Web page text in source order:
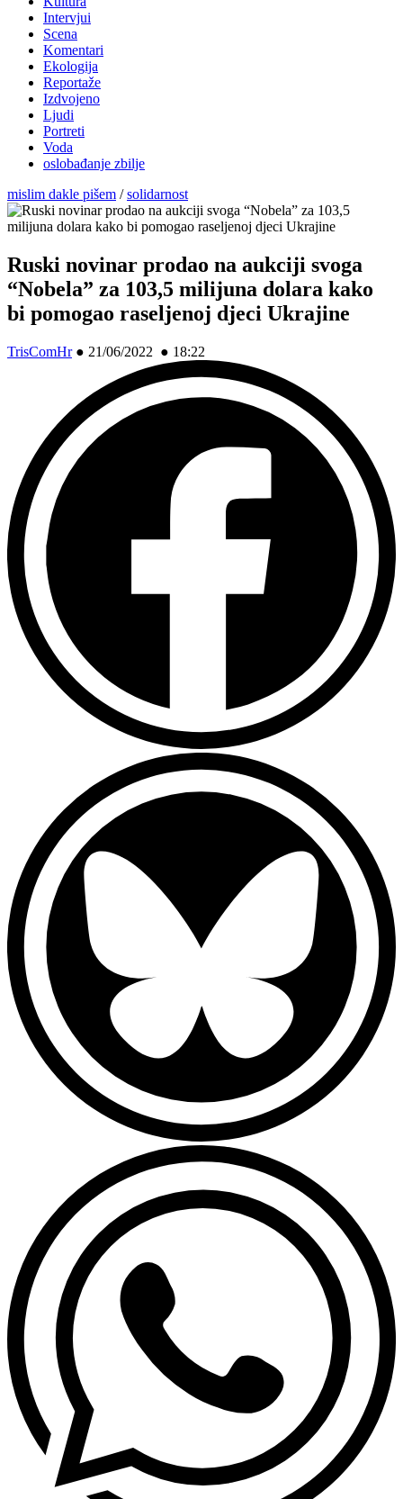
Intervjui
Scena
Komentari
Ekologija
Reportaže
Izdvojeno
Ljudi
Portreti
Voda
oslobađanje zbilje
mislim dakle pišem /solidarnost
Ruski novinar prodao na aukciji svoga
“Nobela” za 103,5 milijuna dolara kako
bi pomogao raseljenoj djeci Ukrajine
TrisComHr● 21/06/2022 ● 18:22